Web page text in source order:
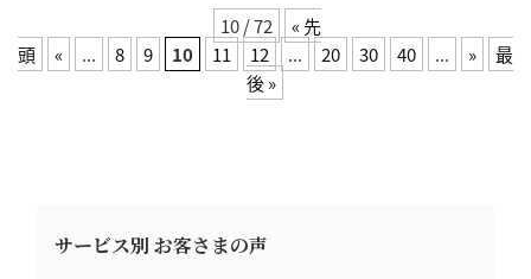
サービス別 お客さまの声
10 / 72
« 先
頭
« ... 8 9 10 11 12 ... 20 30 40 ... »
最
後 »